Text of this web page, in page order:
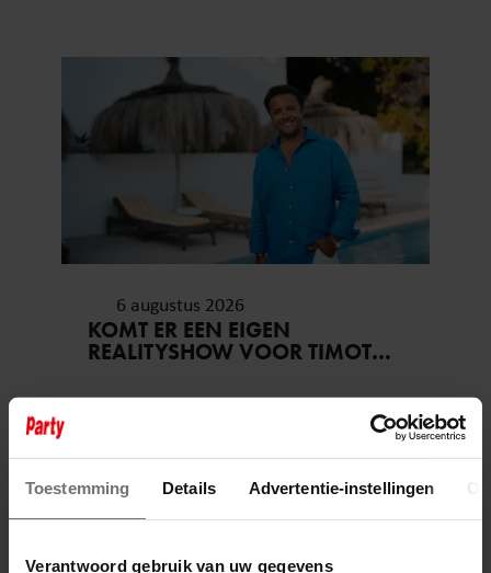
Toestemming Details Advertentie-instellingen
Verantwoord gebruik van uw gegevens
6 augustus 2026
KOMT ER EEN EIGEN
REALITYSHOW VOOR TIMOTHY